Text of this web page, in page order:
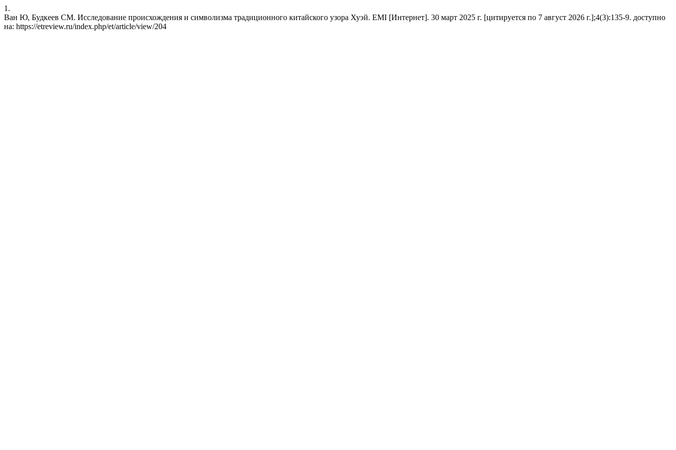
1.
Ван Ю, Будкеев СМ. Исследование происхождения и символизма традиционного китайского узора Хуэй. EMI [Интернет]. 30 март 2025 г. [цитируется по 7 август 2026 г.];4(3):135-9. доступно
на: https://etreview.ru/index.php/et/article/view/204